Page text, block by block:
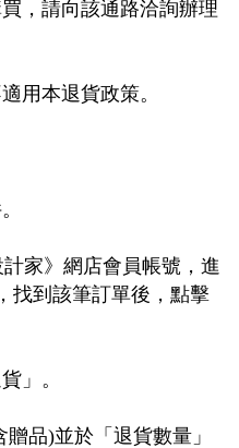
，請向該通路洽詢辦理
用本退貨政策。
家》網店會員帳號，進
找到該筆訂單後，點擊
」。
贈品)並於「退貨數量」